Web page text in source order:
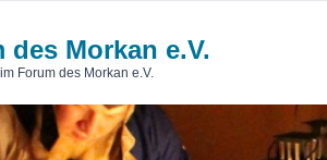
des Morkan e.V.
Forum des Morkan e.V.